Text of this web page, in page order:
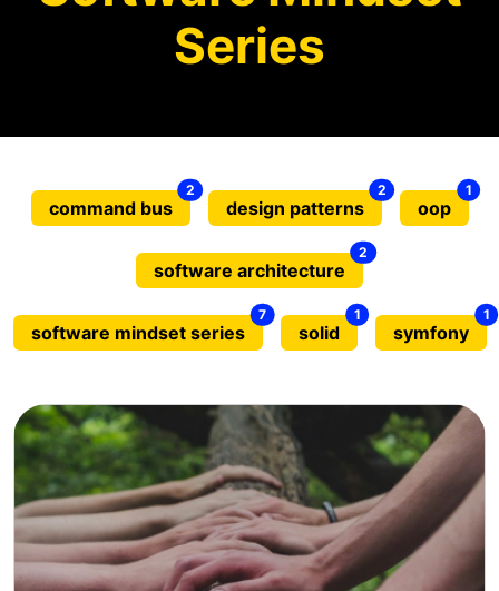
Series
command bus
2
design patterns
2
oop
1
software architecture
2
software mindset series
7
solid
1
symfony
1